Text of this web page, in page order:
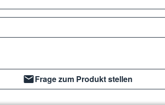
Frage zum Produkt stellen